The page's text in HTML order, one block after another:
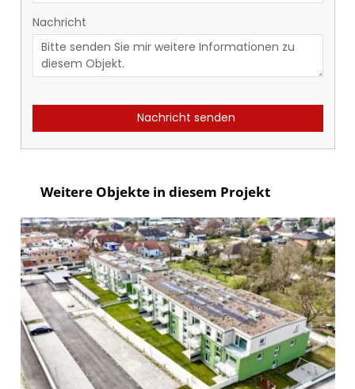
Nachricht
Nachricht senden
Weitere Objekte in diesem Projekt